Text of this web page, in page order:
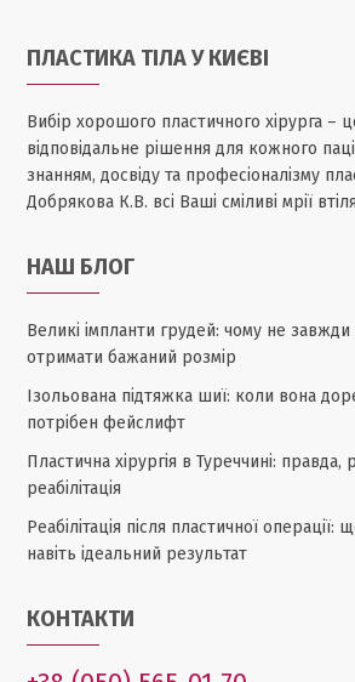
ПЛАСТИКА ТІЛА У КИЄВІ
Вибір хорошого пластичного хірурга –
відповідальне рішення для кожного
знанням, досвіду та професіоналізму
Добрякова К.В. всі Ваші сміливі мрії
НАШ БЛОГ
Великі імпланти грудей: чому не
отримати бажаний розмір
Ізольована підтяжка шиї: коли вона
потрібен фейслифт
Пластична хірургія в Туреччині: правда,
реабілітація
Реабілітація після пластичної операції:
навіть ідеальний результат
КОНТАКТИ